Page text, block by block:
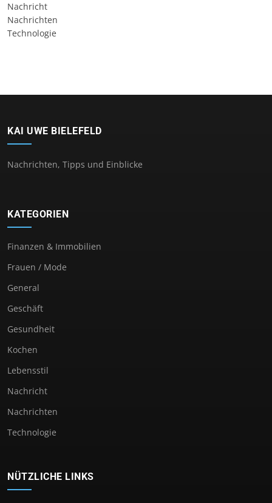
Nachricht
Nachrichten
Technologie
KAI UWE BIELEFELD
Nachrichten, Tipps und Einblicke
KATEGORIEN
Finanzen & Immobilien
Frauen / Mode
General
Geschäft
Gesundheit
Kochen
Lebensstil
Nachricht
Nachrichten
Technologie
NÜTZLICHE LINKS